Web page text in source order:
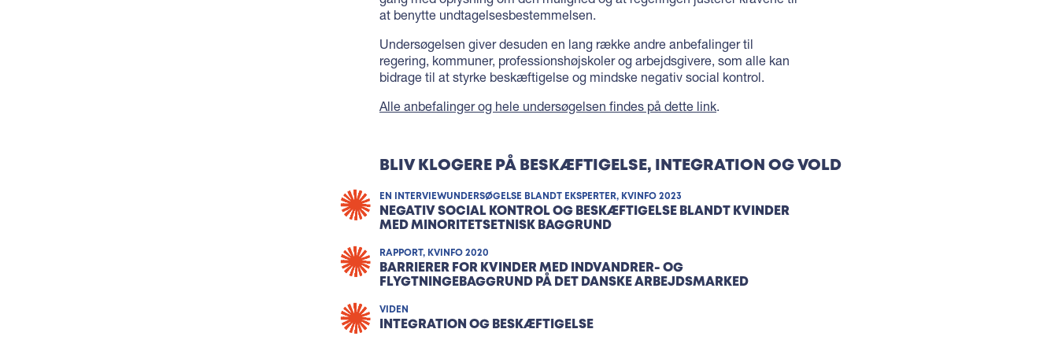
at benytte undtagelsesbestemmelsen.
Undersøgelsen giver desuden en lang række andre anbefalinger til
regering, kommuner, professionshøjskoler og arbejdsgivere, som alle kan
bidrage til at styrke beskæftigelse og mindske negativ social kontrol.
Alle anbefalinger og hele undersøgelsen findes på dette link.
BLIV KLOGERE PÅ BESKÆFTIGELSE, INTEGRATION OG VOLD
EN INTERVIEWUNDERSØGELSE BLANDT EKSPERTER, KVINFO 2023
NEGATIV SOCIAL KONTROL OG BESKÆFTIGELSE BLANDT KVINDER
MED MINORITETSETNISK BAGGRUND
RAPPORT, KVINFO 2020
BARRIERER FOR KVINDER MED INDVANDRER- OG
FLYGTNINGEBAGGRUND PÅ DET DANSKE ARBEJDSMARKED
VIDEN
INTEGRATION OG BESKÆFTIGELSE